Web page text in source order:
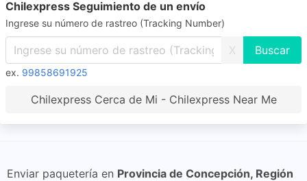
Chilexpress Seguimiento de un envío
Ingrese su número de rastreo (Tracking Number)
X
ex. 99858691925
Chilexpress Cerca de Mi - Chilexpress Near Me
Enviar paquetería en Provincia de Concepción, Región